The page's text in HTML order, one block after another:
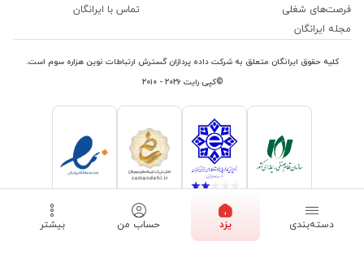
فرصت‌های شغلی
مجله ایرانگان
تماس با ایرانگان
کلیه حقوق ایرانگان متعلق به شرکت داده پردازان گسترش ارتباطات نوین هزاره سوم است.
©کپی رایت ۲۰۲۶ - ۲۰۱۰
دسته‌بندی یزد حساب من بیشتر